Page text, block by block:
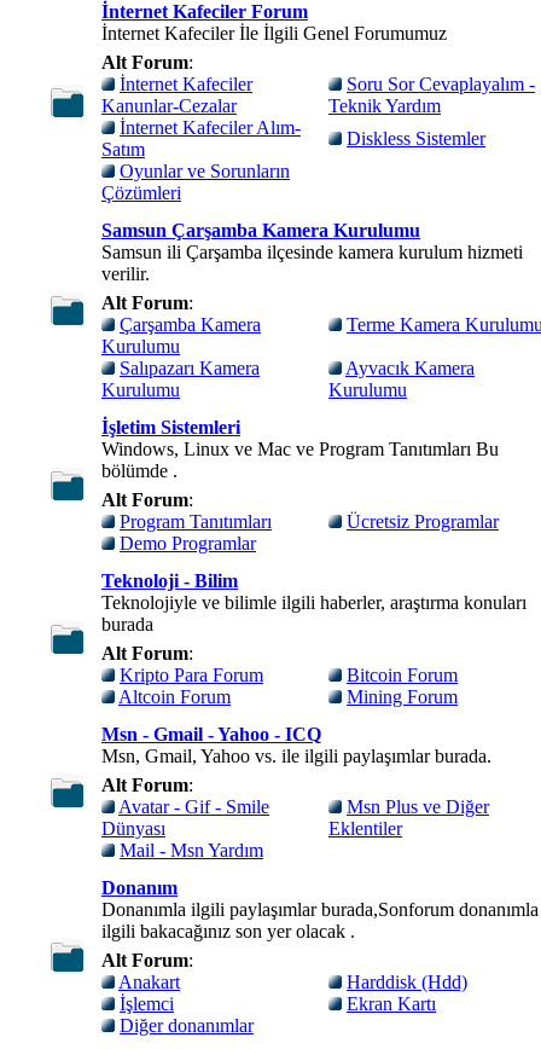
İnternet Kafeciler Forum
İnternet Kafeciler İle İlgili Genel Forumumuz
Alt Forum:
İnternet Kafeciler
Kanunlar-Cezalar
Soru Sor Cevaplayalım -
Teknik Yardım
İnternet Kafeciler Alım-
Satım
Diskless Sistemler
Oyunlar ve Sorunların
Çözümleri
Samsun Çarşamba Kamera Kurulumu
Samsun ili Çarşamba ilçesinde kamera kurulum hizmeti
verilir.
Alt Forum:
Çarşamba Kamera
Kurulumu
Terme Kamera
Salıpazarı Kamera
Kurulumu
Ayvacık Kamera
Kurulumu
İşletim Sistemleri
Windows, Linux ve Mac ve Program Tanıtımları Bu
bölümde .
Alt Forum:
Program Tanıtımları
Ücretsiz Programlar
Demo Programlar
Teknoloji - Bilim
Teknolojiyle ve bilimle ilgili haberler, araştırma konuları
burada
Alt Forum:
Kripto Para Forum
Bitcoin Forum
Altcoin Forum
Mining Forum
Msn - Gmail - Yahoo - ICQ
Msn, Gmail, Yahoo vs. ile ilgili paylaşımlar burada.
Alt Forum:
Avatar - Gif - Smile
Dünyası
Msn Plus ve Diğer
Eklentiler
Mail - Msn Yardım
Donanım
Donanımla ilgili paylaşımlar burada,Sonforum donanımla
ilgili bakacağınız son yer olacak .
Alt Forum:
Anakart
Harddisk (Hdd)
İşlemci
Ekran Kartı
Diğer donanımlar